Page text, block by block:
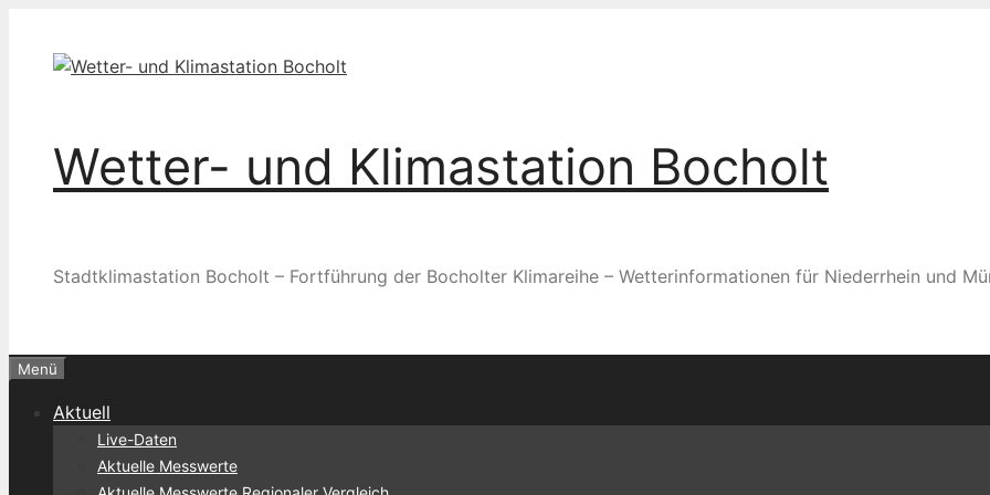
springen
Wetter- und Klimastation Bocholt
Stadtklimastation Bocholt – Fortführung der Bocholter Klimareihe – Wetterinformationen für Niederrhein und
Menü
Aktuell
Live-Daten
Aktuelle Messwerte